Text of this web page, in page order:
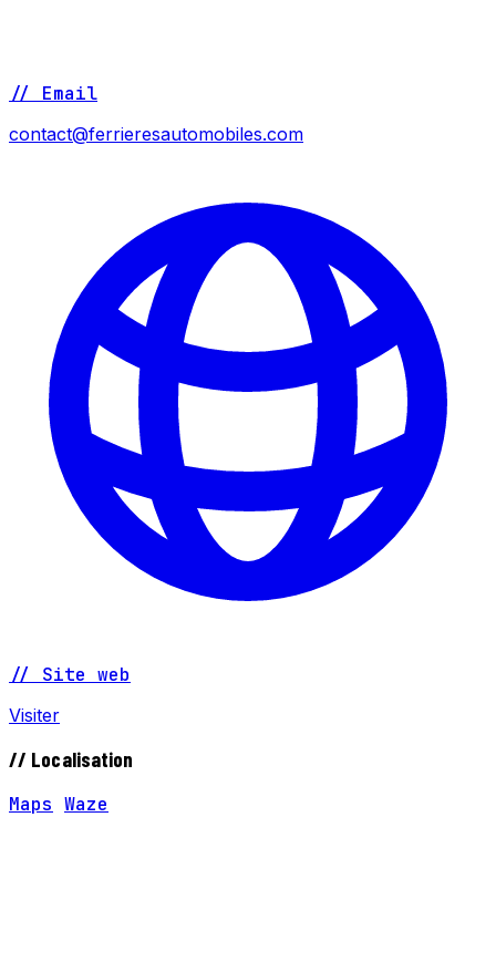
// Email
contact@ferrieresautomobiles.com
// Site web
Visiter
// Localisation
Maps Waze